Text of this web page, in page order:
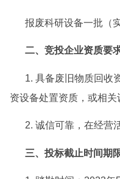
报废科研设备一批（
二、竞投企业资质要
1. 具备废旧物质回收
资设备处置资质，或相关
2. 诚信可靠， 在经营
三、投标截止时间期